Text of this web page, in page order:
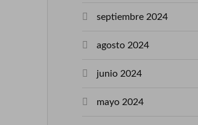
septiembre 2024
agosto 2024
junio 2024
mayo 2024